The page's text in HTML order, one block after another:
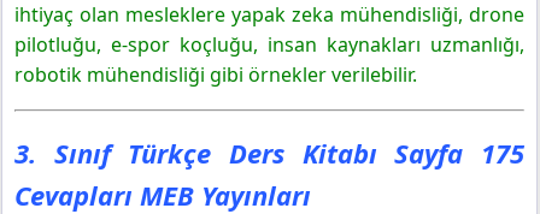
ihtiyaç olan mesleklere yapak zeka mühendisliği, drone
pilotluğu, e-spor koçluğu, insan kaynakları uzmanlığı,
robotik mühendisliği gibi örnekler verilebilir.
3. Sınıf Türkçe Ders Kitabı Sayfa 175
Cevapları MEB Yayınları